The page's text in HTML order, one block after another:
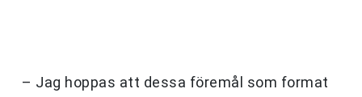
– Jag hoppas att dessa föremål som format